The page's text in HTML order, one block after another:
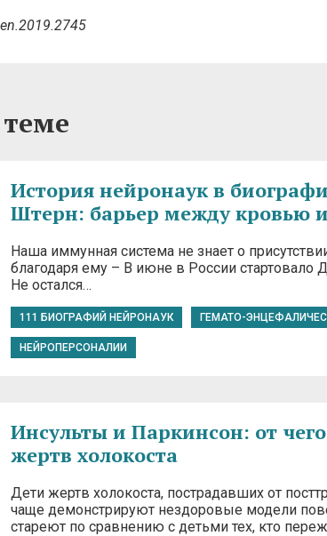
История нейронаук в
Штерн: барьер между кровью
Наша иммунная система не знает о
благодаря ему – В июне в России стартовало
Не остался…
111 БИОГРАФИЙ НЕЙРОНАУК ГЕМАТО-
НЕЙРОПЕРСОНАЛИИ
Инсульты и Паркинсон: от
жертв холокоста
Дети жертв холокоста, пострадавших от
чаще демонстрируют нездоровые модели
стареют по сравнению с детьми тех, кто